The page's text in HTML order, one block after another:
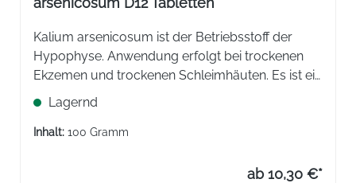
Kalium arsenicosum ist der Betriebsstoff der
Hypophyse. Anwendung erfolgt bei trockenen
Ekzemen und trockenen Schleimhäuten. Es ist ein
Stärkungsmittel und kann bei Regelstörungen
hilfreich sein.
Lagernd
Inhalt: 100 Gramm
ab 10,30 €*